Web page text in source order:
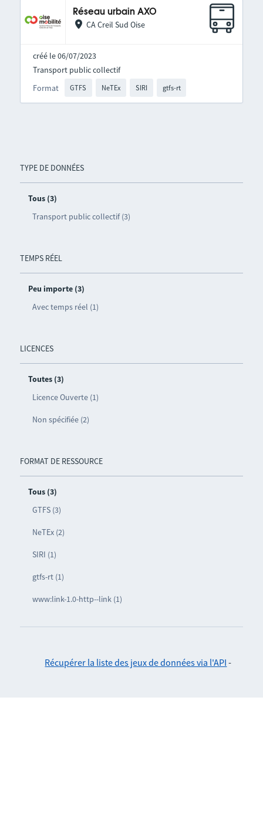
TYPE DE DONNÉES
Tous (3)
Transport public collectif (3)
TEMPS RÉEL
Peu importe (3)
Avec temps réel (1)
LICENCES
Toutes (3)
Licence Ouverte (1)
Non spécifiée (2)
FORMAT DE RESSOURCE
Tous (3)
GTFS (3)
NeTEx (2)
SIRI (1)
gtfs-rt (1)
www:link-1.0-http--link (1)
Réseau urbain AXO
CA Creil Sud Oise
créé le 06/07/2023
Format GTFS NeTEx SIRI gtfs-rt
Transport public collectif
Récupérer la liste des jeux de données via l'API -